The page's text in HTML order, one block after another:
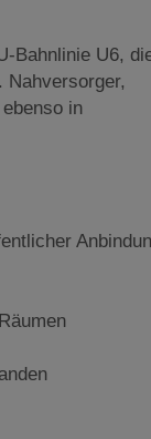
Bahnlinie U6,
Nahversorger,
in